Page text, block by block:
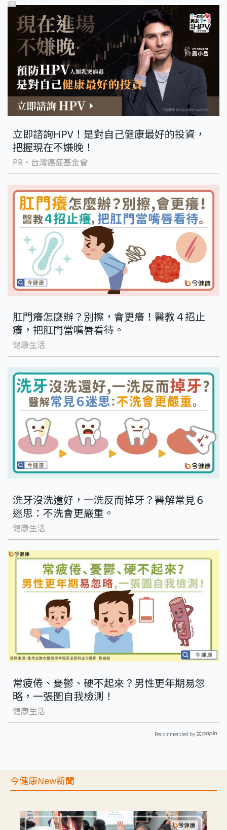
PR
立即諮詢HPV！是對自己健康最好的投資，
把握現在不嫌晚！
PR・台灣癌症基金會
肛門癢怎麼辦？別擦，會更癢！醫教４招止
癢，把肛門當嘴唇看待。
健康生活
洗牙沒洗還好，一洗反而掉牙？醫解常見６
迷思：不洗會更嚴重。
健康生活
常疲倦、憂鬱、硬不起來？男性更年期易忽
略，一張圖自我檢測！
健康生活
Recommended by
今健康New新聞